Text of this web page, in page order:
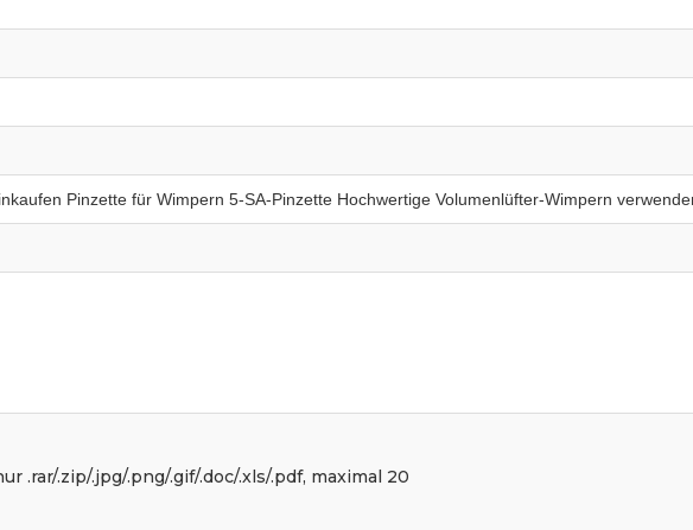
.rar/.zip/.jpg/.png/.gif/.doc/.xls/.pdf, maximal 20